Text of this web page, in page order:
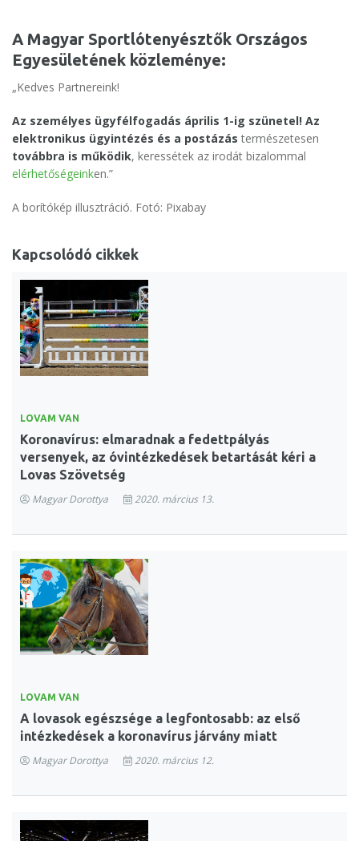
A Magyar Sportlótenyésztők Országos
Egyesületének közleménye:
„Kedves Partnereink!
Az személyes ügyfélfogadás április 1-ig szünetel! Az
elektronikus ügyintézés és a postázás természetesen
továbbra is működik, keressétek az irodát bizalommal
elérhetőségeinken.”
A borítókép illusztráció. Fotó: Pixabay
Kapcsolódó cikkek
LOVAM VAN
Koronavírus: elmaradnak a fedettpályás
versenyek, az óvintézkedések betartását kéri a
Lovas Szövetség
Magyar Dorottya 2020. március 13.
LOVAM VAN
A lovasok egészsége a legfontosabb: az első
intézkedések a koronavírus járvány miatt
Magyar Dorottya 2020. március 12.